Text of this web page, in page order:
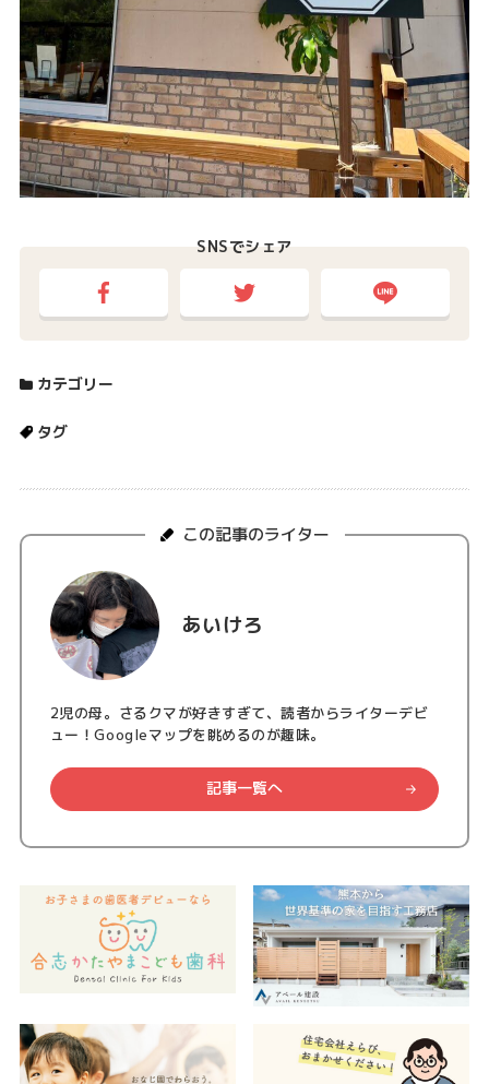
SNSでシェア
カテゴリー
タグ
この記事のライター
あいけろ
2児の母。さるクマが好きすぎて、読者からライターデビ
ュー！Googleマップを眺めるのが趣味。
記事一覧へ